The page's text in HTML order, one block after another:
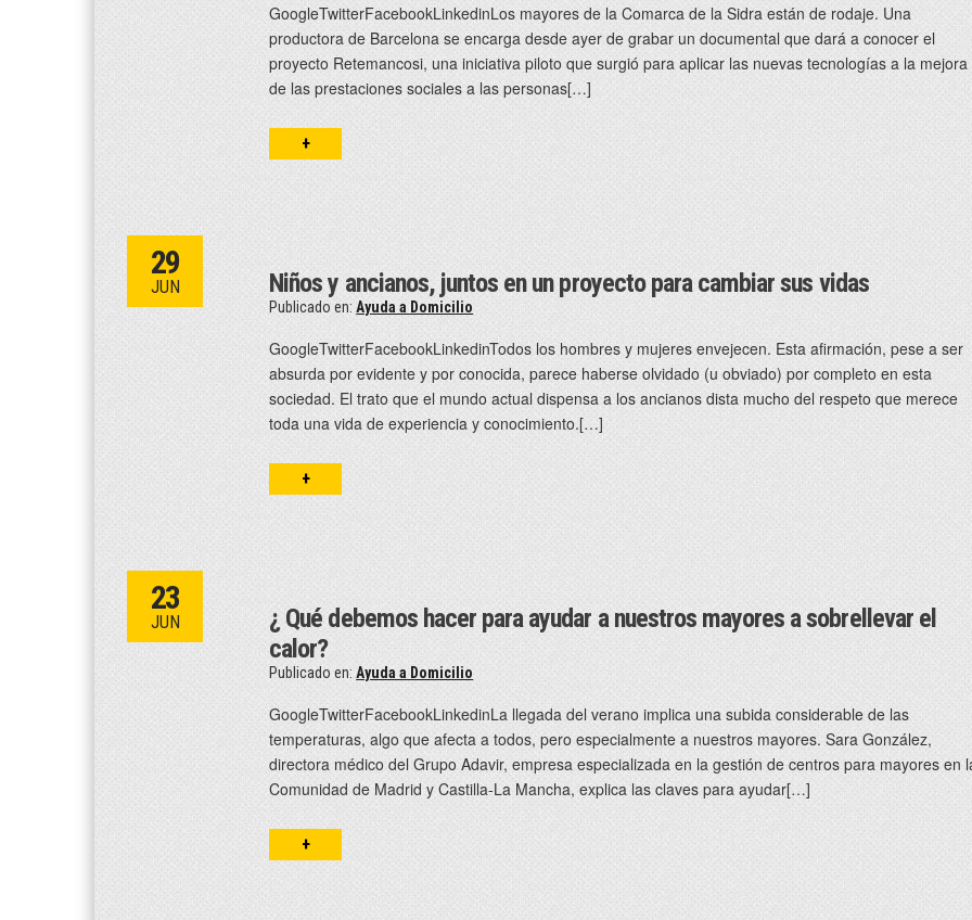
GoogleTwitterFacebookLinkedinLos mayores de la Comarca de la Sidra están de rodaje. Una
productora de Barcelona se encarga desde ayer de grabar un documental que dará a conocer el
proyecto Retemancosi, una iniciativa piloto que surgió para aplicar las nuevas tecnologías a la mejora
de las prestaciones sociales a las personas[…]
+
29
JUN Niños y ancianos, juntos en un proyecto para cambiar sus vidas
Publicado en:Ayuda a Domicilio
GoogleTwitterFacebookLinkedinTodos los hombres y mujeres envejecen. Esta afirmación, pese a ser
absurda por evidente y por conocida, parece haberse olvidado (u obviado) por completo en esta
sociedad. El trato que el mundo actual dispensa a los ancianos dista mucho del respeto que merece
toda una vida de experiencia y conocimiento.[…]
+
23
JUN
¿ Qué debemos hacer para ayudar a nuestros mayores a sobrellevar el
calor?
Publicado en:Ayuda a Domicilio
GoogleTwitterFacebookLinkedinLa llegada del verano implica una subida considerable de las
temperaturas, algo que afecta a todos, pero especialmente a nuestros mayores. Sara González,
directora médico del Grupo Adavir, empresa especializada en la gestión de centros para mayores en
Comunidad de Madrid y Castilla-La Mancha, explica las claves para ayudar[…]
+